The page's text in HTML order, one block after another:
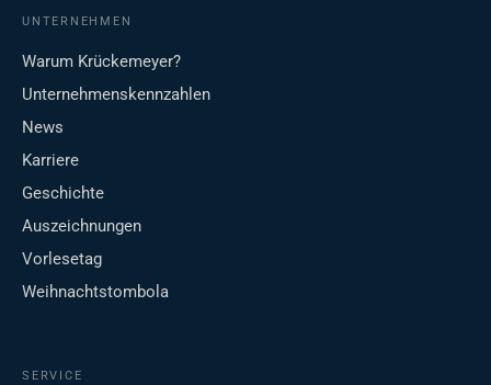
UNTERNEHMEN
Warum Krückemeyer?
Unternehmenskennzahlen
News
Karriere
Geschichte
Auszeichnungen
Vorlesetag
Weihnachtstombola
SERVICE